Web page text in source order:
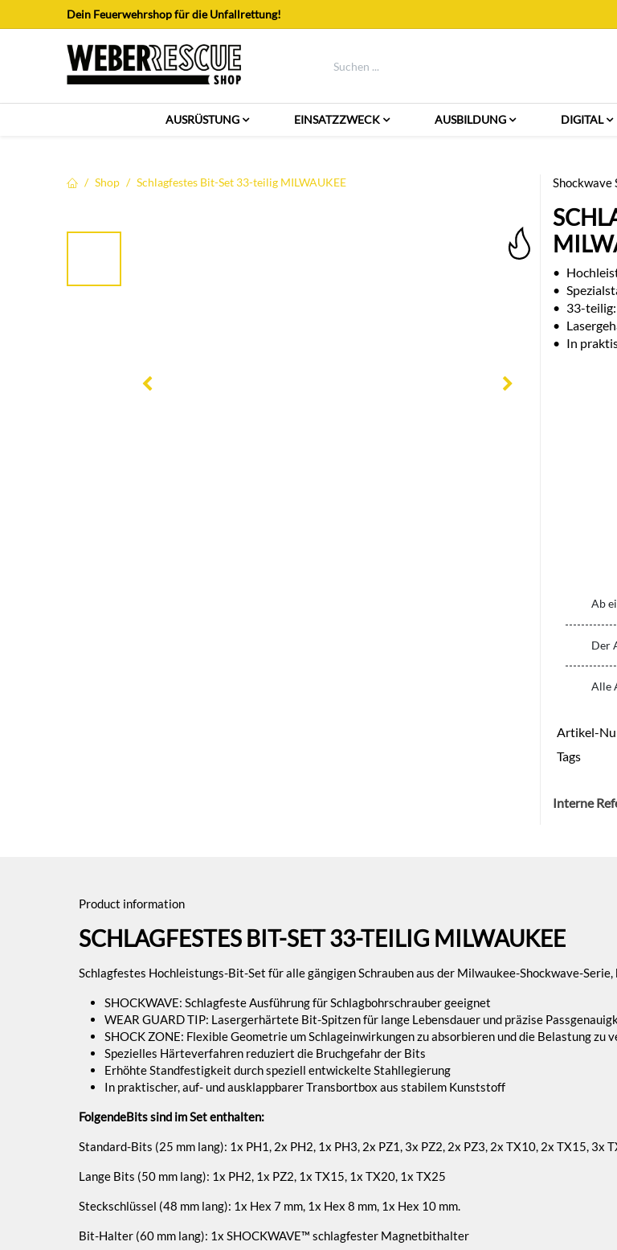
Zum Inhalt springenDein Feuerwehrshop für die Unfallrettung!
AUSRÜSTUNG EINSATZZWECK AUSBILDUNG DIGITAL
Shop Schlagfestes Bit-Set 33-teilig MILWAUKEE
•
•
• 33-teilig:
•
• In
Ab
Der
Alle
Artikel-
Tags
Interne
Product information
SCHLAGFESTES BIT-SET 33-TEILIG MILWAUKEE
Schlagfestes Hochleistungs-Bit-Set für alle gängigen Schrauben aus der Milwaukee-Shockwave-
SHOCKWAVE: Schlagfeste Ausführung für Schlagbohrschrauber geeignet
WEAR GUARD TIP: Lasergerhärtete Bit-Spitzen für lange Lebensdauer und präzise
SHOCK ZONE: Flexible Geometrie um Schlageinwirkungen zu absorbieren und die Belastung zu
Spezielles Härteverfahren reduziert die Bruchgefahr der Bits
Erhöhte Standfestigkeit durch speziell entwickelte Stahllegierung
In praktischer, auf- und ausklappbarer Transbortbox aus stabilem Kunststoff
FolgendeBits sind im Set enthalten:
Standard-Bits (25 mm lang): 1x PH1, 2x PH2, 1x PH3, 2x PZ1, 3x PZ2, 2x PZ3, 2x TX10, 2x TX15, 3x
Lange Bits (50 mm lang): 1x PH2, 1x PZ2, 1x TX15, 1x TX20, 1x TX25
Steckschlüssel (48 mm lang): 1x Hex 7 mm, 1x Hex 8 mm, 1x Hex 10 mm.
Bit-Halter (60 mm lang): 1x SHOCKWAVE™ schlagfester Magnetbithalter